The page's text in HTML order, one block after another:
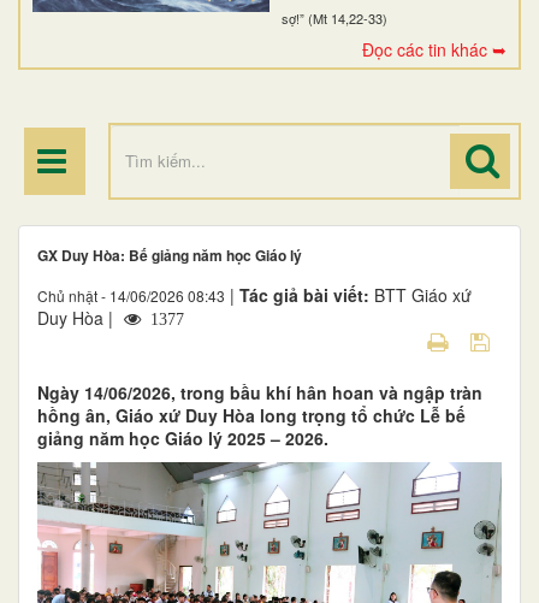
sợ!” (Mt 14,22-33)
Đọc các tin khác ➥
ĐIỂM HÀNH HƯƠNG
GX Duy Hòa: Bế giảng năm học Giáo lý
Chủ nhật - 14/06/2026 08:43 | Tác giả bài viết: BTT Giáo xứ
Duy Hòa |
1377
Ngày 14/06/2026, trong bầu khí hân hoan và ngập tràn
hồng ân, Giáo xứ Duy Hòa long trọng tổ chức Lễ bế
giảng năm học Giáo lý 2025 – 2026.